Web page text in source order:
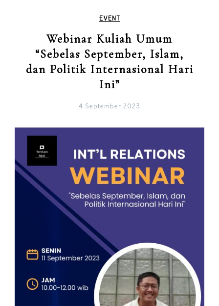
EVENT
Webinar Kuliah Umum
“Sebelas September, Islam,
dan Politik Internasional Hari
Ini”
4 September 2023